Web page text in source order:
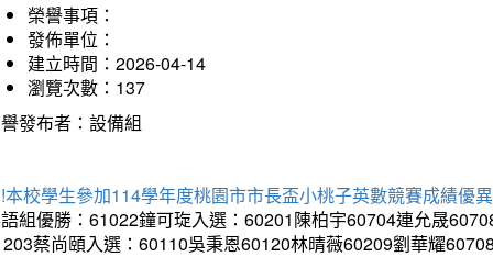
榮譽事項：
發佈單位：
建立時間：2026-04-14
瀏覽次數：137
發布者：設備組
本校學生參加114學年度桃園市市長盃小桃子英數競賽成績優
組優勝：61022鐘可琁入選：60201陳柏宇60704連允晟
蔡尚頤入選：60110吳秉恩60120林晴薇60209劉華耀